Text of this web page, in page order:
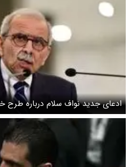
ادعای جدید نواف سلام درباره طرح